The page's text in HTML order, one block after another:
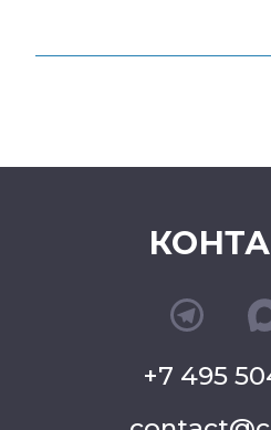
+7 495